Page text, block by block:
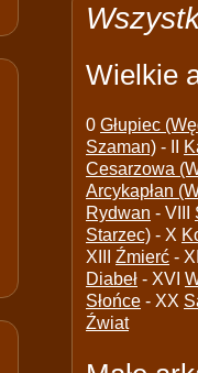
Wielkie
0 Głupiec
Szaman) - II
Cesarzowa
Arcykapłan
Rydwan - VIII
Starzec) - X
XIII Źmierć -
Diabeł - XVI
Słońce - XX
Źwiat